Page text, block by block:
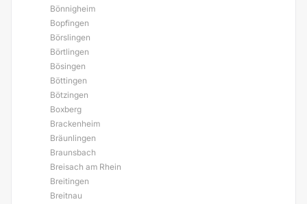
Bönnigheim
Bopfingen
Börslingen
Börtlingen
Bösingen
Böttingen
Bötzingen
Boxberg
Brackenheim
Bräunlingen
Braunsbach
Breisach am Rhein
Breitingen
Breitnau